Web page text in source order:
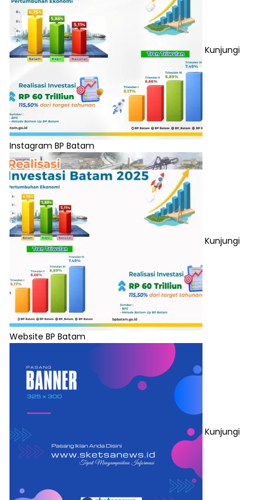
Kunjungi
Instagram BP Batam
Kunjungi
Website BP Batam
Kunjungi